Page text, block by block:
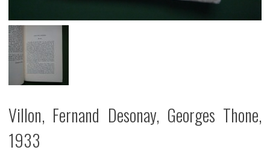
Villon, Fernand Desonay, Georges Thone,
1933